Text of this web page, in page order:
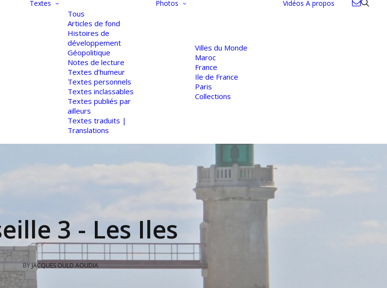
Textes
Tous
Articles de fond
Histoires de
développement
Géopolitique
Notes de lecture
Textes d’humeur
Textes personnels
Textes inclassables
Textes publiés par
ailleurs
Textes traduits |
Translations
Photos
Villes du Monde
Maroc
France
Ile de France
Paris
Collections
Vidéos À propos
3 - Les Iles
BYJACQUES OULD AOUDIA